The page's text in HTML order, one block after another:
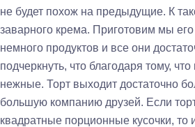
не будет похож на предыдущие. К
заварного крема. Приготовим мы
немного продуктов и все они
подчеркнуть, что благодаря тому,
нежные. Торт выходит достаточно
большую компанию друзей. Если
квадратные порционные кусочки,